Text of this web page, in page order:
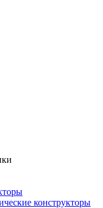
конструкторы